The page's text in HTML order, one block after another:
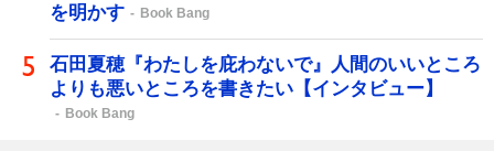
を明かす
Book Bang
石田夏穂『わたしを庇わないで』人間のいいところ
よりも悪いところを書きたい【インタビュー】
Book Bang